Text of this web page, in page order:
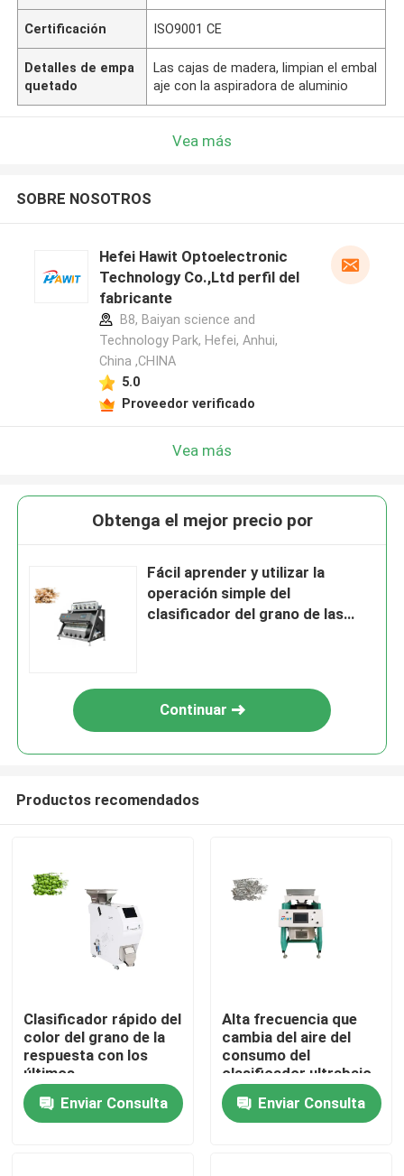
Productos
Sobre nosotros
Certificación ISO9001 CE
Detalles de empa
quetado
Las cajas de madera, limpian el embal
aje con la aspiradora de aluminio
Vea más
SOBRE NOSOTROS
Hefei Hawit Optoelectronic
Technology Co.,Ltd perfil del
fabricante
B8, Baiyan science and
Technology Park, Hefei, Anhui,
China ,CHINA
5.0
Proveedor verificado
Vea más
Obtenga el mejor precio por
Fácil aprender y utilizar la
operación simple del
clasificador del grano de las
Continuar
Productos recomendados
Clasificador rápido del
color del grano de la
respuesta con los
últimos
microprocesadores
de FPGAEnviar Consulta
Alta frecuencia que
cambia del aire del
consumo del
clasificador ultrabajo
del grano
Enviar Consulta